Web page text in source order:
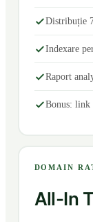
Distribuție
Indexare
Raport
Bonus: link
DOMAIN
All-In